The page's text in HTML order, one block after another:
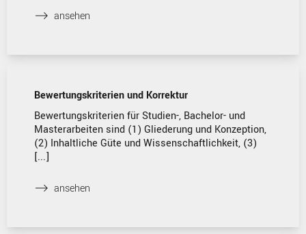
⟶ ansehen
Bewertungskriterien und Korrektur
Bewertungskriterien für Studien-, Bachelor- und
Masterarbeiten sind (1) Gliederung und Konzeption,
(2) Inhaltliche Güte und Wissenschaftlichkeit, (3)
[...]
⟶ ansehen